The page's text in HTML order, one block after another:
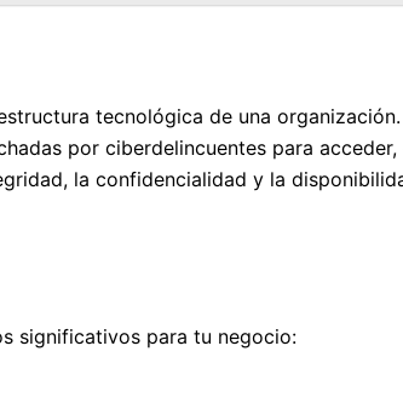
tecnológica de una
por ciberdelincuentes para
la confidencialidad y la
significativos para tu negocio: